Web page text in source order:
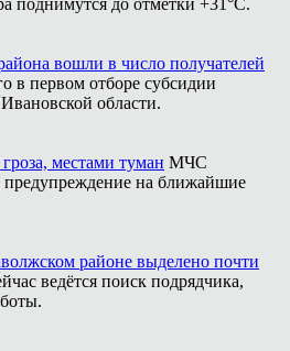
вошли в число получателей
в первом отборе субсидии
области.
местами туман МЧС
предупреждение на ближайшие
районе выделено почти
ведётся поиск подрядчика,